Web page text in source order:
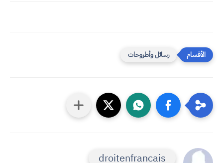
رسائل وأطروحات
droitenfrancais